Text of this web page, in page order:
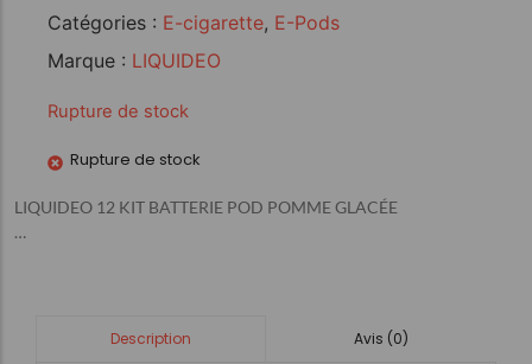
Catégories : E-cigarette, E-Pods
Marque : LIQUIDEO
Rupture de stock
Rupture de stock
LIQUIDEO 12 KIT BATTERIE POD POMME GLACÉE
…
Description Avis (0)